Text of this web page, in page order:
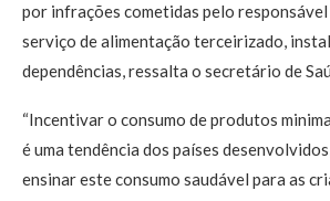
por infrações cometidas pelo
serviço de alimentação terceirizado,
dependências, ressalta o secretário de
“Incentivar o consumo de produtos
é uma tendência dos países
ensinar este consumo saudável para as